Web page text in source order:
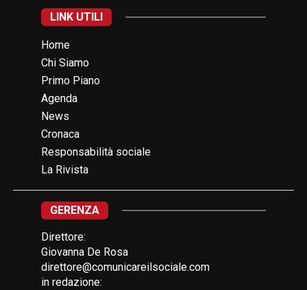
LINK UTILI
Home
Chi Siamo
Primo Piano
Agenda
News
Cronaca
Responsabilità sociale
La Rivista
GERENZA
Direttore:
Giovanna De Rosa
direttore@comunicareilsociale.com
in redazione: